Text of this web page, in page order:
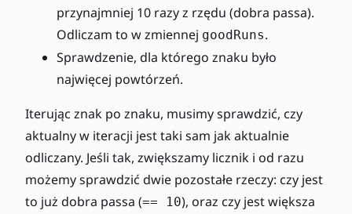
przynajmniej 10 razy z rzędu (dobra passa).
Odliczam to w zmiennej goodRuns.
Sprawdzenie, dla którego znaku było
najwięcej powtórzeń.
Iterując znak po znaku, musimy sprawdzić, czy
aktualny w iteracji jest taki sam jak aktualnie
odliczany. Jeśli tak, zwiększamy licznik i od razu
możemy sprawdzić dwie pozostałe rzeczy: czy jest
to już dobra passa (== 10), oraz czy jest większa